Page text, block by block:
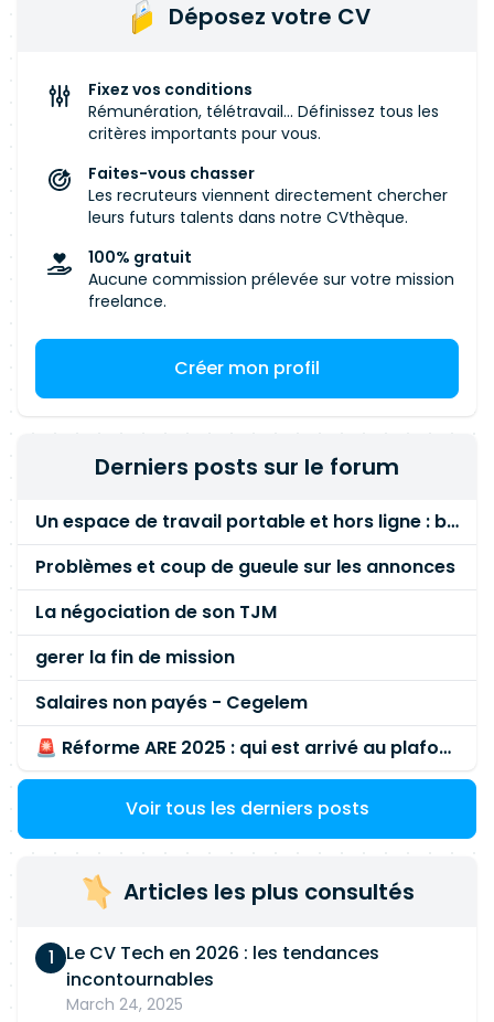
Déposez votre CV
Fixez vos conditions
Rémunération, télétravail... Définissez tous les
critères importants pour vous.
Faites-vous chasser
Les recruteurs viennent directement chercher
leurs futurs talents dans notre CVthèque.
100% gratuit
Aucune commission prélevée sur votre mission
freelance.
Créer mon profil
Derniers posts sur le forum
Un espace de travail portable et hors ligne : besoin réel ou fausse bonne idée ?
Problèmes et coup de gueule sur les annonces
La négociation de son TJM
gerer la fin de mission
Salaires non payés - Cegelem
🚨 Réforme ARE 2025 : qui est arrivé au plafond des 60 % en gardant son entreprise ?
Voir tous les derniers posts
Articles les plus consultés
Le CV Tech en 2026 : les tendances
incontournables
March 24, 2025